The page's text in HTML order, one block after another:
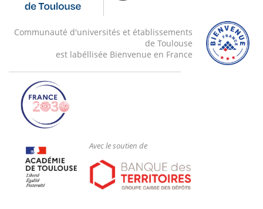
Communauté d'universités et établissements
de Toulouse
est labéllisée Bienvenue en France
Avec le soutien de